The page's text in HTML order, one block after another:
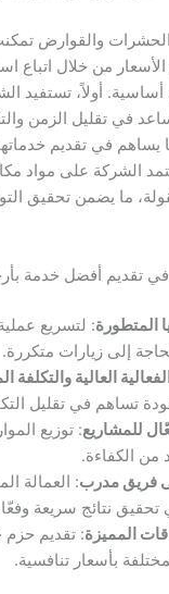
والقوارض
من خلال اتباع
أولاً، تستفيد
في تقليل الزمن
يساهم في تقديم
الشركة على مواد
ما يضمن تحقيق
في تقديم أفضل خدمة
المتطورة: لتسريع
إلى زيارات متكررة.
العالية والتكلفة
تساهم في تقليل
للمشاريع: توزيع
من الكفاءة.
فريق مدرب: العمالة
نتائج سريعة
المميزة: تقديم
بأسعار تنافسية.